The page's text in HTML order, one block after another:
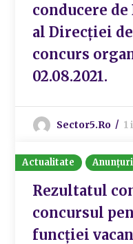
conducere
al Direcției
concurs
02.08.2021.
Sector5.ro 1
Actualitate Anunțuri
Rezultatul
concursul
funcției